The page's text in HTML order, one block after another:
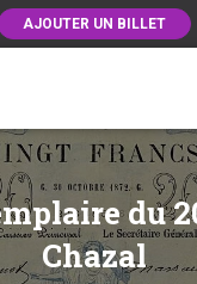
AJOUTER UN BILLET
du
Chazal